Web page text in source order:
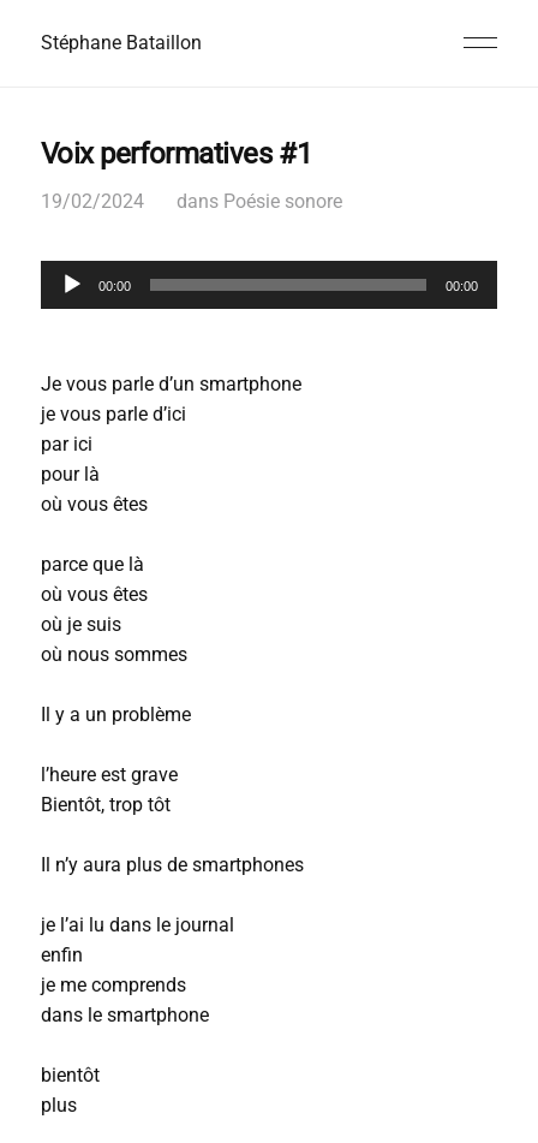
Stéphane Bataillon
Voix performatives #1
19/02/2024 dans Poésie sonore
u
r
a
u
d
i
00:00 00:00
Je vous parle d’un smartphone
je vous parle d’ici
par ici
pour là
où vous êtes
parce que là
où vous êtes
où je suis
où nous sommes
Il y a un problème
l’heure est grave
Bientôt, trop tôt
Il n’y aura plus de smartphones
je l’ai lu dans le journal
enfin
je me comprends
dans le smartphone
bientôt
plus